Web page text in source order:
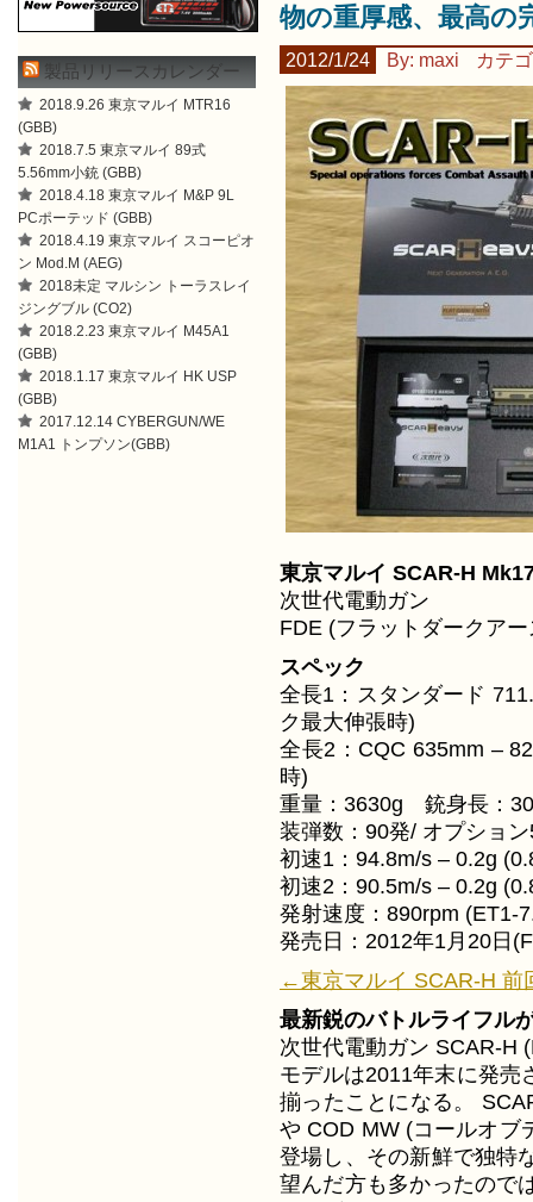
物の重厚感、最高の
2012/1/24 By: maxi カテ
東京マルイ SCAR-H
次世代電動ガン
FDE (フラットダークア
スペック
全長1：スタンダード
ク最大伸張時)
全長2：CQC 635mm –
時)
重量：3630g 銃身長：
装弾数：90発/ オプショ
初速1：94.8m/s – 0.2g
初速2：90.5m/s – 0.2g
発射速度：890rpm (ET1-
発売日：2012年1月20日
←東京マルイ SCAR-H 前
最新鋭のバトルライフル
次世代電動ガン SCAR-H
モデルは2011年末に発売
揃ったことになる。
や COD MW (コールオブ
登場し、その新鮮で独特
望んだ方も多かったので
製品リリースカレンダー
2018.9.26 東京マルイ MTR16
(GBB)
2018.7.5 東京マルイ 89式
5.56mm小銃 (GBB)
2018.4.18 東京マルイ M&P 9L
PCポーテッド (GBB)
2018.4.19 東京マルイ スコーピオ
ン Mod.M (AEG)
2018未定 マルシン トーラスレイ
ジングブル (CO2)
2018.2.23 東京マルイ M45A1
(GBB)
2018.1.17 東京マルイ HK USP
(GBB)
2017.12.14 CYBERGUN/WE
M1A1 トンプソン(GBB)